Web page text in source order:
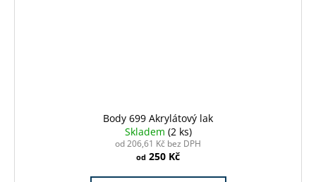
Body 699 Akrylátový lak
Skladem (2 ks)
od 206,61 Kč bez DPH
od 250 Kč